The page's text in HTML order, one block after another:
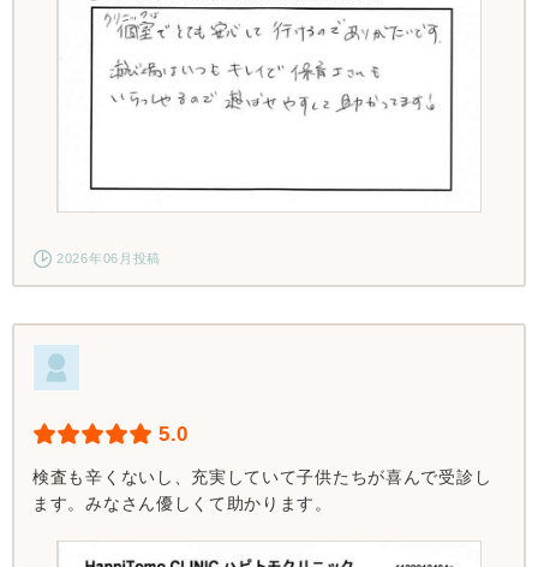
2026年06月投稿
5.0
検査も辛くないし、充実していて子供たちが喜んで受診し
ます。みなさん優しくて助かります。